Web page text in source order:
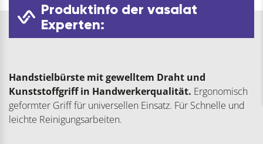
Produktinfo der vasalat
Experten:
Handstielbürste mit gewelltem Draht und
Kunststoffgriff in Handwerkerqualität. Ergonomisch
geformter Griff für universellen Einsatz. Für Schnelle und
leichte Reinigungsarbeiten.